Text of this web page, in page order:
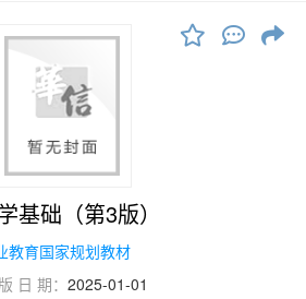
应用板块，理实一体，强化知识应用，培
是中高本联合、校企协同，满足贯通培养
本书既可作为高职高专、职业本科在校
企业人员、经济学爱好者的学习用
基础（第3版）
教育国家规划教材
日 期： 2025-01-01